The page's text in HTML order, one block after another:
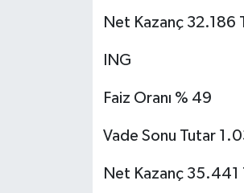
Net Kazanç 32.186
ING
Faiz Oranı % 49
Vade Sonu Tutar
Net Kazanç 35.441